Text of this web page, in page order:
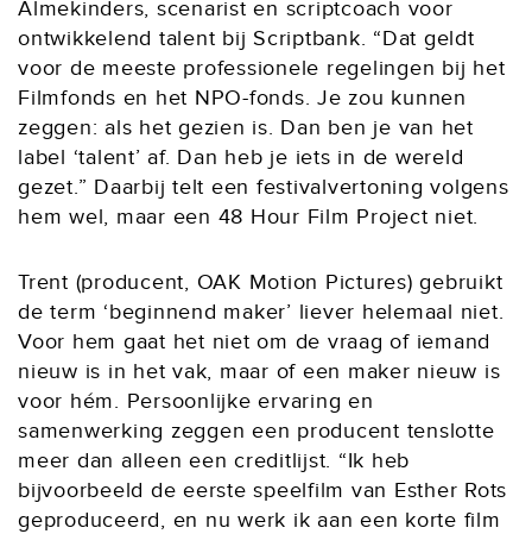
Almekinders, scenarist en scriptcoach voor
ontwikkelend talent bij Scriptbank. “Dat geldt
voor de meeste professionele regelingen bij het
Filmfonds en het NPO-fonds. Je zou kunnen
zeggen: als het gezien is. Dan ben je van het
label ‘talent’ af. Dan heb je iets in de wereld
gezet.” Daarbij telt een festivalvertoning volgens
hem wel, maar een 48 Hour Film Project niet.
Trent (producent, OAK Motion Pictures) gebruikt
de term ‘beginnend maker’ liever helemaal niet.
Voor hem gaat het niet om de vraag of iemand
nieuw is in het vak, maar of een maker nieuw is
voor hém. Persoonlijke ervaring en
samenwerking zeggen een producent tenslotte
meer dan alleen een creditlijst. “Ik heb
bijvoorbeeld de eerste speelfilm van Esther Rots
geproduceerd, en nu werk ik aan een korte film